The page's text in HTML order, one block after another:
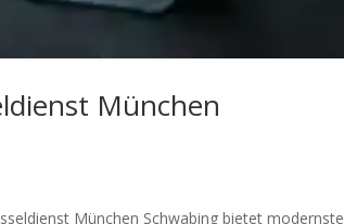
München
München Schwabing bietet modernste